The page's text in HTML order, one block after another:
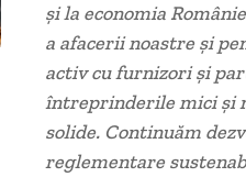
și la economia
a afacerii noastre și
activ cu furnizori și
întreprinderile mici și
solide. Continuăm
reglementare